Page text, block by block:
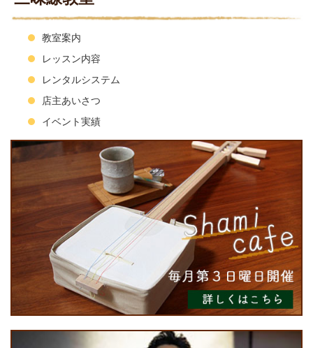
教室案内
レッスン内容
レンタルシステム
店主あいさつ
イベント実績